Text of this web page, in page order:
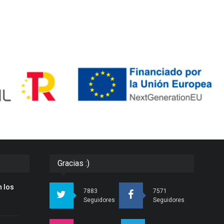
los
Gracias :)
7883
Seguidores
7571
Seguidores